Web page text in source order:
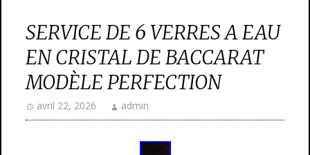
SERVICE DE 6 VERRES A EAU
EN CRISTAL DE BACCARAT
MODÈLE PERFECTION
avril 22, 2026 admin